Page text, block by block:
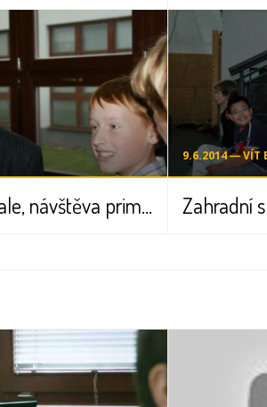
Turnaj ve florbale, návštěva primátora - 20.9.2008
9.6.2014 ― VÍT
Zahradní